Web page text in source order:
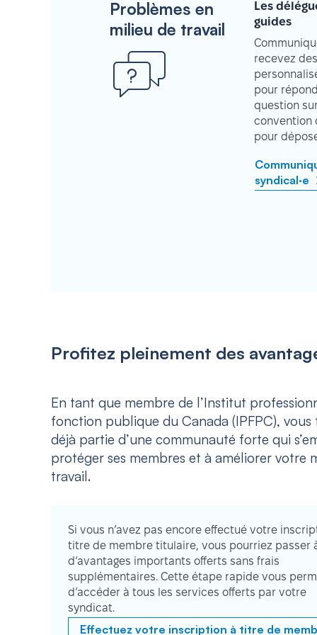
Problèmes en
milieu de travail
Les
guides
recevez
pour
question
convention
pour
syndical·e
Profitez pleinement des
En tant que membre de l’Institut
fonction publique du Canada (IPFPC), vous
déjà partie d’une communauté forte qui
protéger ses membres et à améliorer votre
travail.
Si vous n’avez pas encore effectué votre
titre de membre titulaire, vous pourriez passer
d’avantages importants offerts sans frais
supplémentaires. Cette étape rapide vous
d’accéder à tous les services offerts par votre
syndicat.
Effectuez votre inscription à titre de